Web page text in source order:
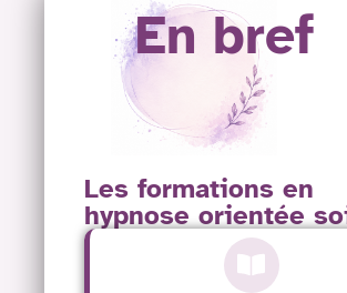
En bref
Les formations en
hypnose orientée